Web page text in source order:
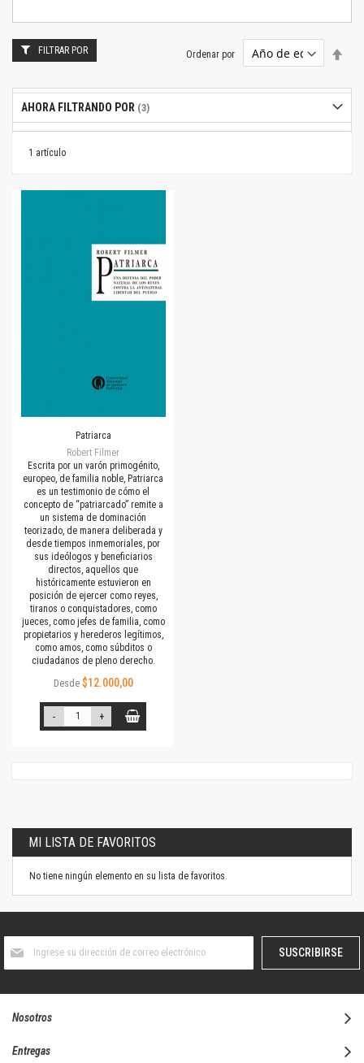
1 artículo
Ordenar por
Patriarca
Robert Filmer
Escrita por un varón primogénito,
europeo, de familia noble, Patriarca
es un testimonio de cómo el
concepto de “patriarcado” remite a
un sistema de dominación
teorizado, de manera deliberada y
desde tiempos inmemoriales, por
sus ideólogos y beneficiarios
directos, aquellos que
históricamente estuvieron en
posición de ejercer como reyes,
tiranos o conquistadores, como
jueces, como jefes de familia, como
propietarios y herederos legítimos,
como amos, como súbditos o
ciudadanos de pleno derecho.
Desde $12.000,00
- +
FILTRAR POR
AHORA FILTRANDO POR
MI LISTA DE FAVORITOS
No tiene ningún elemento en su lista de favoritos.
boletín
SUSCRIBIRSE
Nosotros
Entregas